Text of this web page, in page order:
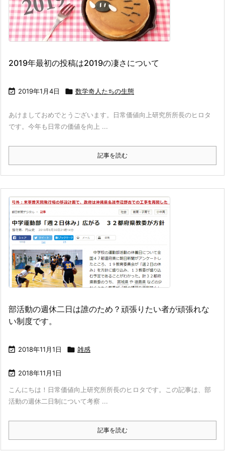
2019年最初の投稿は2019の凄さについて
 2019年1月4日  数学奇人たちの生態
あけましておめでとうございます。日常価値向上研究所所長のヒロタ
です。今年も日常の価値を向上 ...
記事を読む
部活動の週休二日は誰のため？頑張りたい者が頑張れな
い制度です。
 2018年11月1日  雑感
 2018年11月1日
こんにちは！日常価値向上研究所所長のヒロタです。この記事は、部
活動の週休二日制について考察 ...
記事を読む